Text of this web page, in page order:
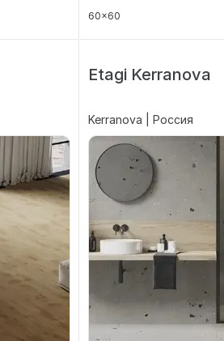
60x60
Etagi Kerranova
Kerranova | Россия